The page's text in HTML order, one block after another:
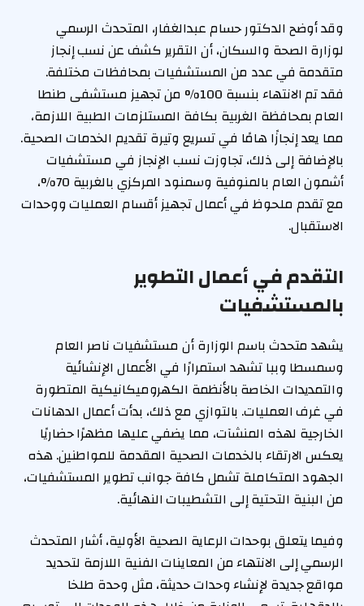
وقد أوضح الدكتور حسام عبدالغفار، المتحدث الرسمي
لوزارة الصحة والسكان، أن التقرير كشف عن نسب إنجاز
متقدمة في عدد من المستشفيات بمحافظات مختلفة.
فقد تم الانتهاء بنسبة 100% من تجهيز مستشفى طنطا
العام بمحافظة الغربية بكافة المستلزمات الطبية اللازمة،
مما يعد إنجازًا هامًا في تسريع وتيرة تقديم الخدمات الصحية.
بالإضافة إلى ذلك، تجاوزت نسب الإنجاز في مستشفيات
أشمون العام بالمنوفية وسمنود المركزي بالغربية 70%،
مع تقدم ملحوظ في أعمال تجهيز أقسام العمليات ووحدات
الاستقبال.
التقدم في أعمال التطوير
بالمستشفيات
يشهد متحدث باسم الوزارة أن مستشفيات ناصر العام
وسمسطا وببا تشهد استمرارًا في الأعمال الإنشائية
والتمديدات الخاصة بالأنظمة الكهروميكانيكية المتطورة
في غرف العمليات. بالتوازي مع ذلك، بدأت أعمال الدهانات
الخارجية لهذه المنشآت، مما يضفي عليها مظهرًا حضاريًا
يعكس الارتقاء بالخدمات الصحية المقدمة للمواطنين. هذه
الجهود المتكاملة تشمل كافة جوانب تطوير المستشفيات،
من البنية التحتية إلى التشطيبات النهائية.
وفيما يتعلق بوحدات الرعاية الصحية الأولية، أشار المتحدث
الرسمي إلى الانتهاء من المعاينات الفنية اللازمة لتحديد
مواقع جديدة لإنشاء وحدات حديثة، مثل وحدة طلخا